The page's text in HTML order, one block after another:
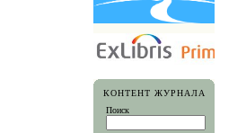
КОНТЕНТ ЖУРНАЛА
Поиск